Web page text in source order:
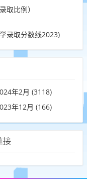
取比例）
录取分数线2023)
年2月 (3118)
年12月 (166)
接